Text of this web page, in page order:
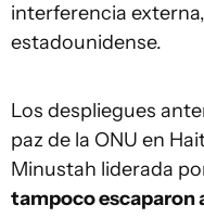
interferencia
estadounidense.
Los despliegues
paz de la ONU en
Minustah liderada
tampoco escaparon